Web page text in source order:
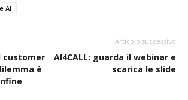
AI
customer
è
Articolo successivo
AI4CALL: guarda il webinar e
scarica le slide